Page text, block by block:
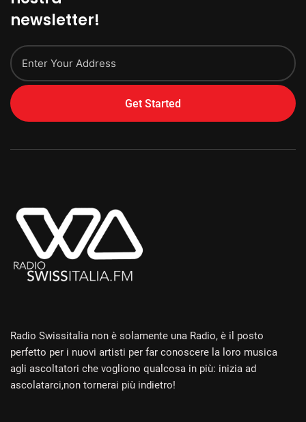
newsletter!
Get Started
Radio Swissitalia non è solamente una Radio, è il posto
perfetto per i nuovi artisti per far conoscere la loro musica
agli ascoltatori che vogliono qualcosa in più: inizia ad
ascolatarci,non tornerai più indietro!